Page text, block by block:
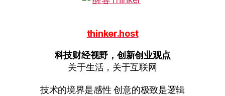
thinker.host
科技财经视野，创新创业观点
关于生活，关于互联网
技术的境界是感性 创意的极致是逻辑